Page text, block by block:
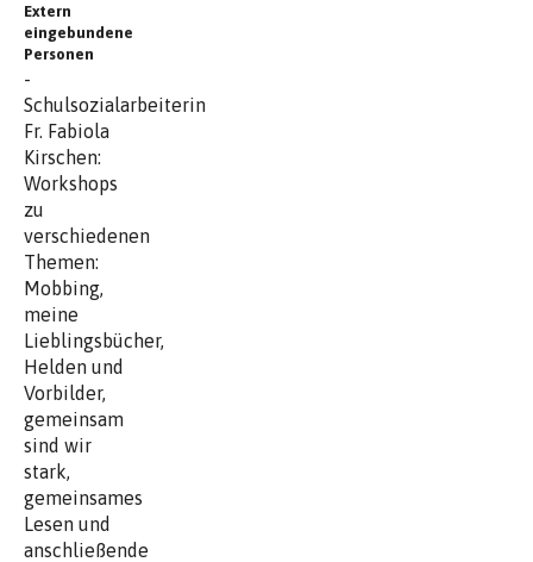
Extern
eingebundene
Personen
-
Schulsozialarbeiterin
Fr. Fabiola
Kirschen:
Workshops
zu
verschiedenen
Themen:
Mobbing,
meine
Lieblingsbücher,
Helden und
Vorbilder,
gemeinsam
sind wir
stark,
gemeinsames
Lesen und
anschließende